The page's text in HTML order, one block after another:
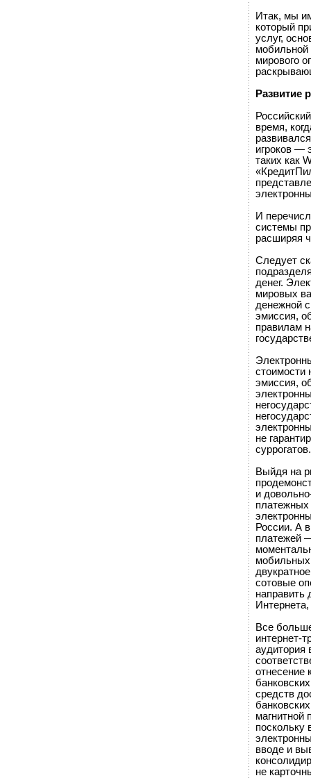
Итак, мы
который
услуг,
мобильной
мирового
Развитие
время,
игроков —
таких как
И
системы
расширяя
Следует
денег.
мировых
денежной
эмиссия,
правилам
стоимости
эмиссия,
не
суррогатов.
Выйдя на
и
платежных
России. А
платежей
сотовые
направить
Все
интернет-
аудитория
отнесение
средств
магнитной
поскольку
вводе и
не